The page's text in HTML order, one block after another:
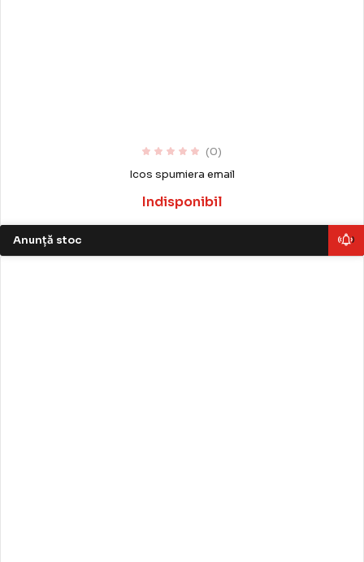
(0)
Icos spumiera email
Indisponibil
Anunță stoc